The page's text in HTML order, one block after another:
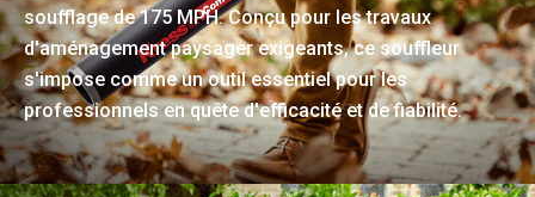
soufflage de 175 MPH. Conçu pour les travaux
d'aménagement paysager exigeants, ce souffleur
s'impose comme un outil essentiel pour les
professionnels en quête d'efficacité et de fiabilité.